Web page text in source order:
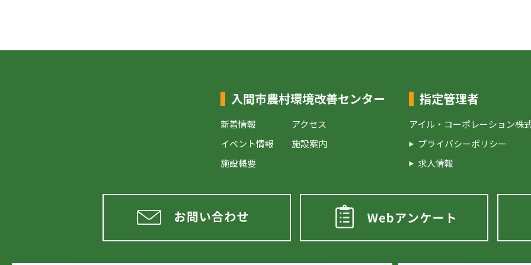
入間市農村環境改善センター
新着情報
イベント情報
施設概要
アクセス
施設案内
指定管理者
アイル・コーポレーション株
プライバシーポリシー
求人情報